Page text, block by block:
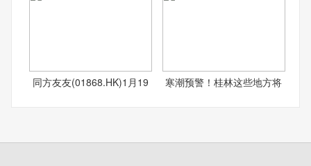
同方友友(01868.HK)1月19 寒潮预警！桂林这些地方将